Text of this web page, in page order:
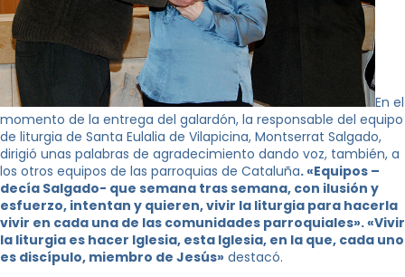
En el
momento de la entrega del galardón, la responsable del equipo
de liturgia de Santa Eulalia de Vilapicina, Montserrat Salgado,
dirigió unas palabras de agradecimiento dando voz, también, a
los otros equipos de las parroquias de Cataluña. «Equipos –
decía Salgado- que semana tras semana, con ilusión y
esfuerzo, intentan y quieren, vivir la liturgia para hacerla
vivir en cada una de las comunidades parroquiales». «Vivir
la liturgia es hacer Iglesia, esta Iglesia, en la que, cada uno
es discípulo, miembro de Jesús» destacó.